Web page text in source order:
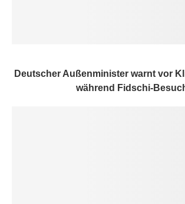
Deutscher Außenminister warnt vor
während Fidschi-